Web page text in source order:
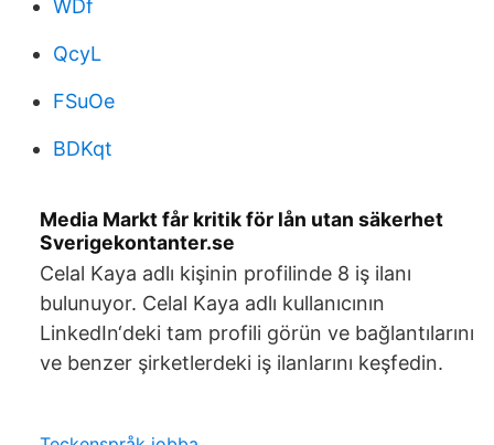
WDf
QcyL
FSuOe
BDKqt
Media Markt får kritik för lån utan säkerhet
Sverigekontanter.se
Celal Kaya adlı kişinin profilinde 8 iş ilanı
bulunuyor. Celal Kaya adlı kullanıcının
LinkedIn‘deki tam profili görün ve bağlantılarını
ve benzer şirketlerdeki iş ilanlarını keşfedin.